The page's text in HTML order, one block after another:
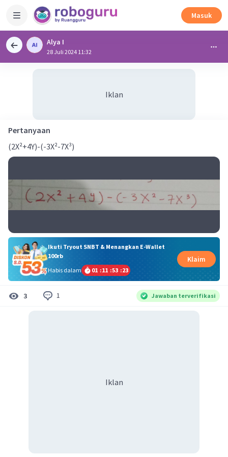
Masuk
Alya I
28 Juli 2024 11:32
Iklan
Pertanyaan
(2X²+4Y)-(-3X²-7X³)
Ikuti Tryout SNBT & Menangkan E-Wallet
100rb
Habis dalam
01 :11 :53 :23
Klaim
3 1 Jawaban terverifikasi
Iklan